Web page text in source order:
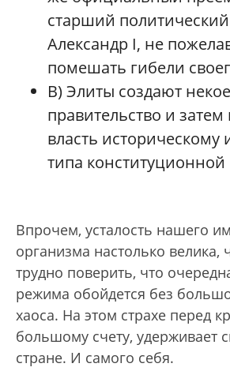
старший
Александр I, не
помешать гибели
В) Элиты создают
правительство и
власть историческому
типа
Впрочем, усталость нашего
организма настолько велика,
трудно поверить, что
режима обойдется без
хаоса. На этом страхе перед
большому счету, удерживает
стране. И самого себя.